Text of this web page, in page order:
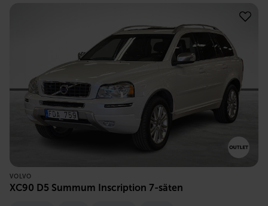
VOLVO
XC90 D5 Summum Inscription 7-säten